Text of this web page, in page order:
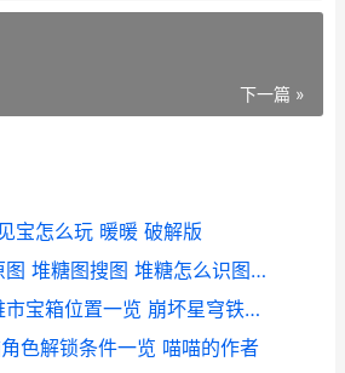
下一篇 »
宝怎么玩 暖暖 破解版
堆糖怎么识图找原图 堆糖图搜图 堆糖怎么识图找原图
崩坏星穹铁道二维市宝箱位置一览 崩坏星穹铁道青雀
色解锁条件一览 喵喵的作者